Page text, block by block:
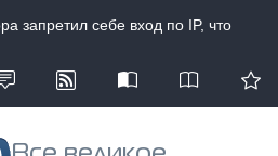
запретил себе вход по IP, что